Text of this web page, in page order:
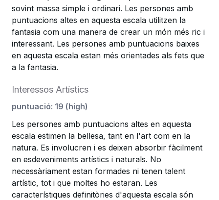
sovint massa simple i ordinari. Les persones amb
puntuacions altes en aquesta escala utilitzen la
fantasia com una manera de crear un món més ric i
interessant. Les persones amb puntuacions baixes
en aquesta escala estan més orientades als fets que
a la fantasia.
Interessos Artístics
puntuació: 19 (high)
Les persones amb puntuacions altes en aquesta
escala estimen la bellesa, tant en l'art com en la
natura. Es involucren i es deixen absorbir fàcilment
en esdeveniments artístics i naturals. No
necessàriament estan formades ni tenen talent
artístic, tot i que moltes ho estaran. Les
característiques definitòries d'aquesta escala són